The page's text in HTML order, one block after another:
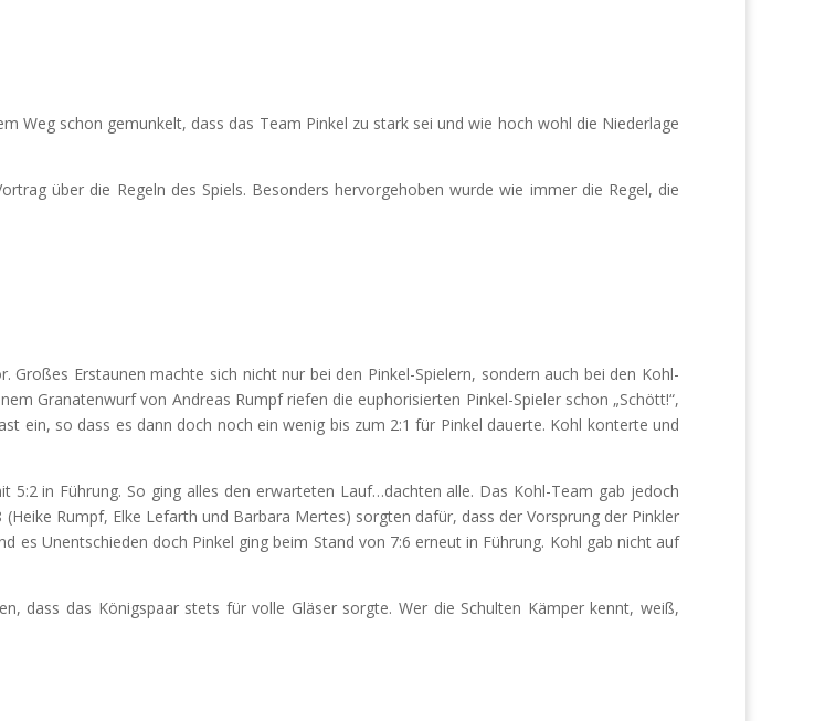
Weg schon gemunkelt, dass das Team Pinkel zu stark sei und wie hoch wohl die Niederlage
über die Regeln des Spiels. Besonders hervorgehoben wurde wie immer die Regel, die
Erstaunen machte sich nicht nur bei den Pinkel-Spielern, sondern auch bei den Kohl-
Granatenwurf von Andreas Rumpf riefen die euphorisierten Pinkel-Spieler schon „Schött!“,
ein, so dass es dann doch noch ein wenig bis zum 2:1 für Pinkel dauerte. Kohl konterte und
5:2 in Führung. So ging alles den erwarteten Lauf…dachten alle. Das Kohl-Team gab jedoch
Rumpf, Elke Lefarth und Barbara Mertes) sorgten dafür, dass der Vorsprung der Pinkler
es Unentschieden doch Pinkel ging beim Stand von 7:6 erneut in Führung. Kohl gab nicht auf
dass das Königspaar stets für volle Gläser sorgte. Wer die Schulten Kämper kennt, weiß,